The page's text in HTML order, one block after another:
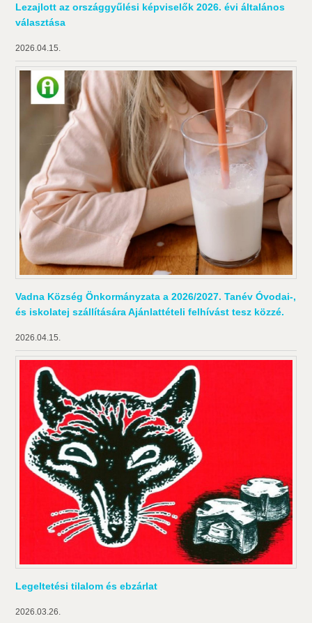
Lezajlott az országgyűlési képviselők 2026. évi általános
választása
2026.04.15.
Vadna Község Önkormányzata a 2026/2027. Tanév Óvodai-,
és iskolatej szállítására Ajánlattételi felhívást tesz közzé.
2026.04.15.
Legeltetési tilalom és ebzárlat
2026.03.26.